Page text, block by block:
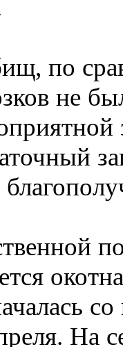
по
не
На